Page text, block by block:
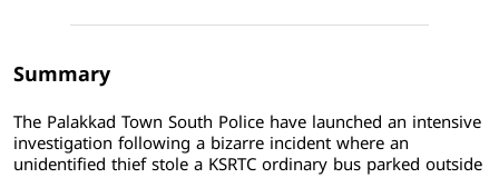
Summary
The Palakkad Town South Police have launched an intensive
investigation following a bizarre incident where an
unidentified thief stole a KSRTC ordinary bus parked outside